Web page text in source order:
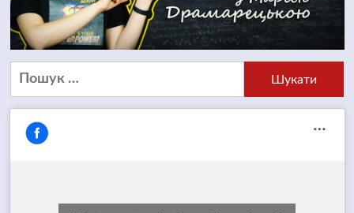
Пошук: